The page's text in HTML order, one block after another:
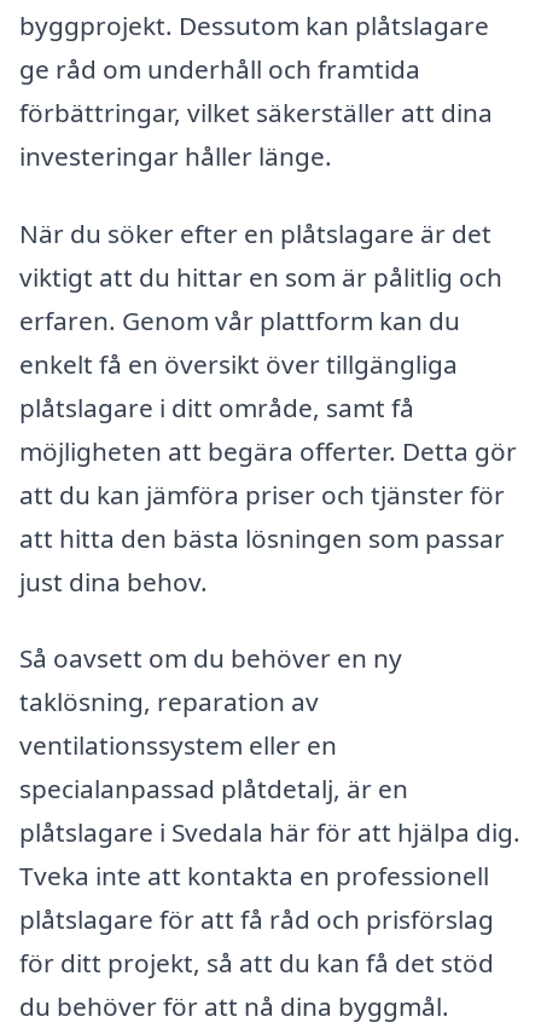
byggprojekt. Dessutom kan plåtslagare
ge råd om underhåll och framtida
förbättringar, vilket säkerställer att dina
investeringar håller länge.
När du söker efter en plåtslagare är det
viktigt att du hittar en som är pålitlig och
erfaren. Genom vår plattform kan du
enkelt få en översikt över tillgängliga
plåtslagare i ditt område, samt få
möjligheten att begära offerter. Detta gör
att du kan jämföra priser och tjänster för
att hitta den bästa lösningen som passar
just dina behov.
Så oavsett om du behöver en ny
taklösning, reparation av
ventilationssystem eller en
specialanpassad plåtdetalj, är en
plåtslagare i Svedala här för att hjälpa dig.
Tveka inte att kontakta en professionell
plåtslagare för att få råd och prisförslag
för ditt projekt, så att du kan få det stöd
du behöver för att nå dina byggmål.